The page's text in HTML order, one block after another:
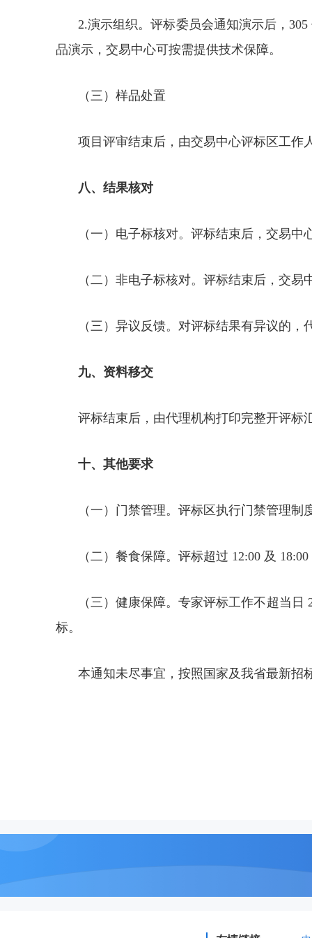
2.演示组织。评标委员会通知演示后，
品演示，交易中心可按需提供技术保障。
（三）样品处置
项目评审结束后，由交易中心评标区工作
八、结果核对
（一）电子标核对。评标结束后，交易
（二）非电子标核对。评标结束后，交
（三）异议反馈。对评标结果有异议的
九、资料移交
评标结束后，由代理机构打印完整开评标
十、其他要求
（一）门禁管理。评标区执行门禁管理
（二）餐食保障。评标超过 12:00 及
（三）健康保障。专家评标工作不超当
标。
本通知未尽事宜，按照国家及我省最新招